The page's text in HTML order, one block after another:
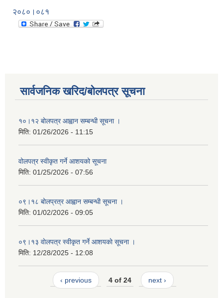
२०८०।०८१
सार्वजनिक खरिद/बोलपत्र सूचना
१०।१२ बोलपत्र आह्वान सम्बन्धी सूचना ।
मिति: 01/26/2026 - 11:15
वोलपत्र स्वीकृत गर्ने आशयको सूचना
मिति: 01/25/2026 - 07:56
०९।१८ बोलप्रत्र आह्वान सम्बन्धी सूचना ।
मिति: 01/02/2026 - 09:05
०९।१३ वाेलपत्र स्वीकृत गर्ने आशयकाे सूचना ।
मिति: 12/28/2025 - 12:08
‹ previous 4 of 24 next ›